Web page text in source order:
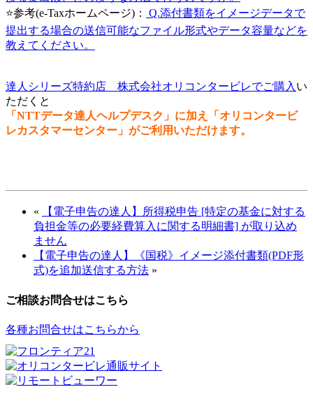
⭐参考(e-Taxホームページ)：
Q.添付書類をイメージデータで
提出する場合の送信可能なファイル形式やデータ容量などを
教えてください。
達人シリーズ特約店 株式会社オリコンタービレでご購入 い
ただくと
「NTTデータ達人ヘルプデスク」に加え「オリコンタービ
レカスタマーセンター」がご利用いただけます。
«
【電子申告の達人】所得税申告 [特定の基金に対する
負担金等の必要経費算入に関する明細書] が取り込め
ません
【電子申告の達人】《国税》イメージ添付書類(PDF形
式)を追加送信する方法 »
ご相談お問合せはこちら
各種お問合せはこちらから